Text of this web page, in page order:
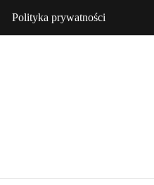
Polityka prywatności